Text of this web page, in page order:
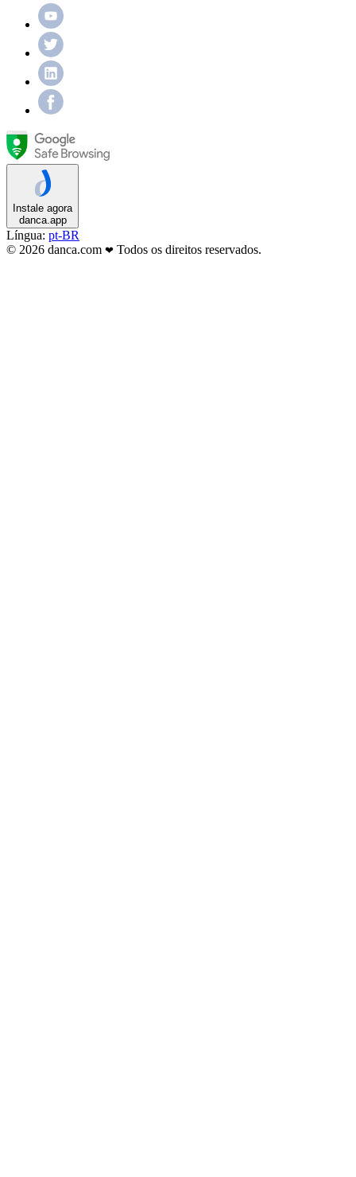
Instale agora
danca.app
Língua: pt-BR
© 2026 danca.com ❤ Todos os direitos reservados.